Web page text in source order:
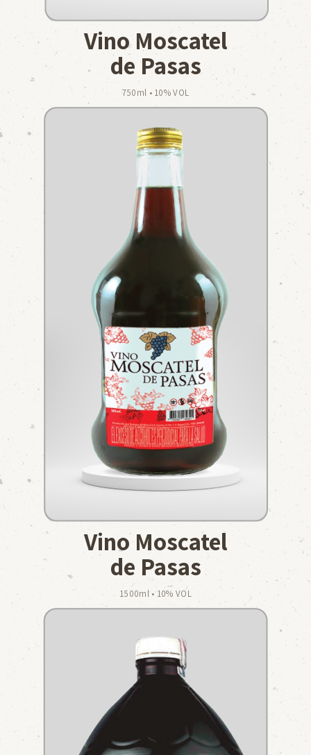
Vino Moscatel
de Pasas
750ml • 10% VOL
Vino Moscatel
de Pasas
1500ml • 10% VOL